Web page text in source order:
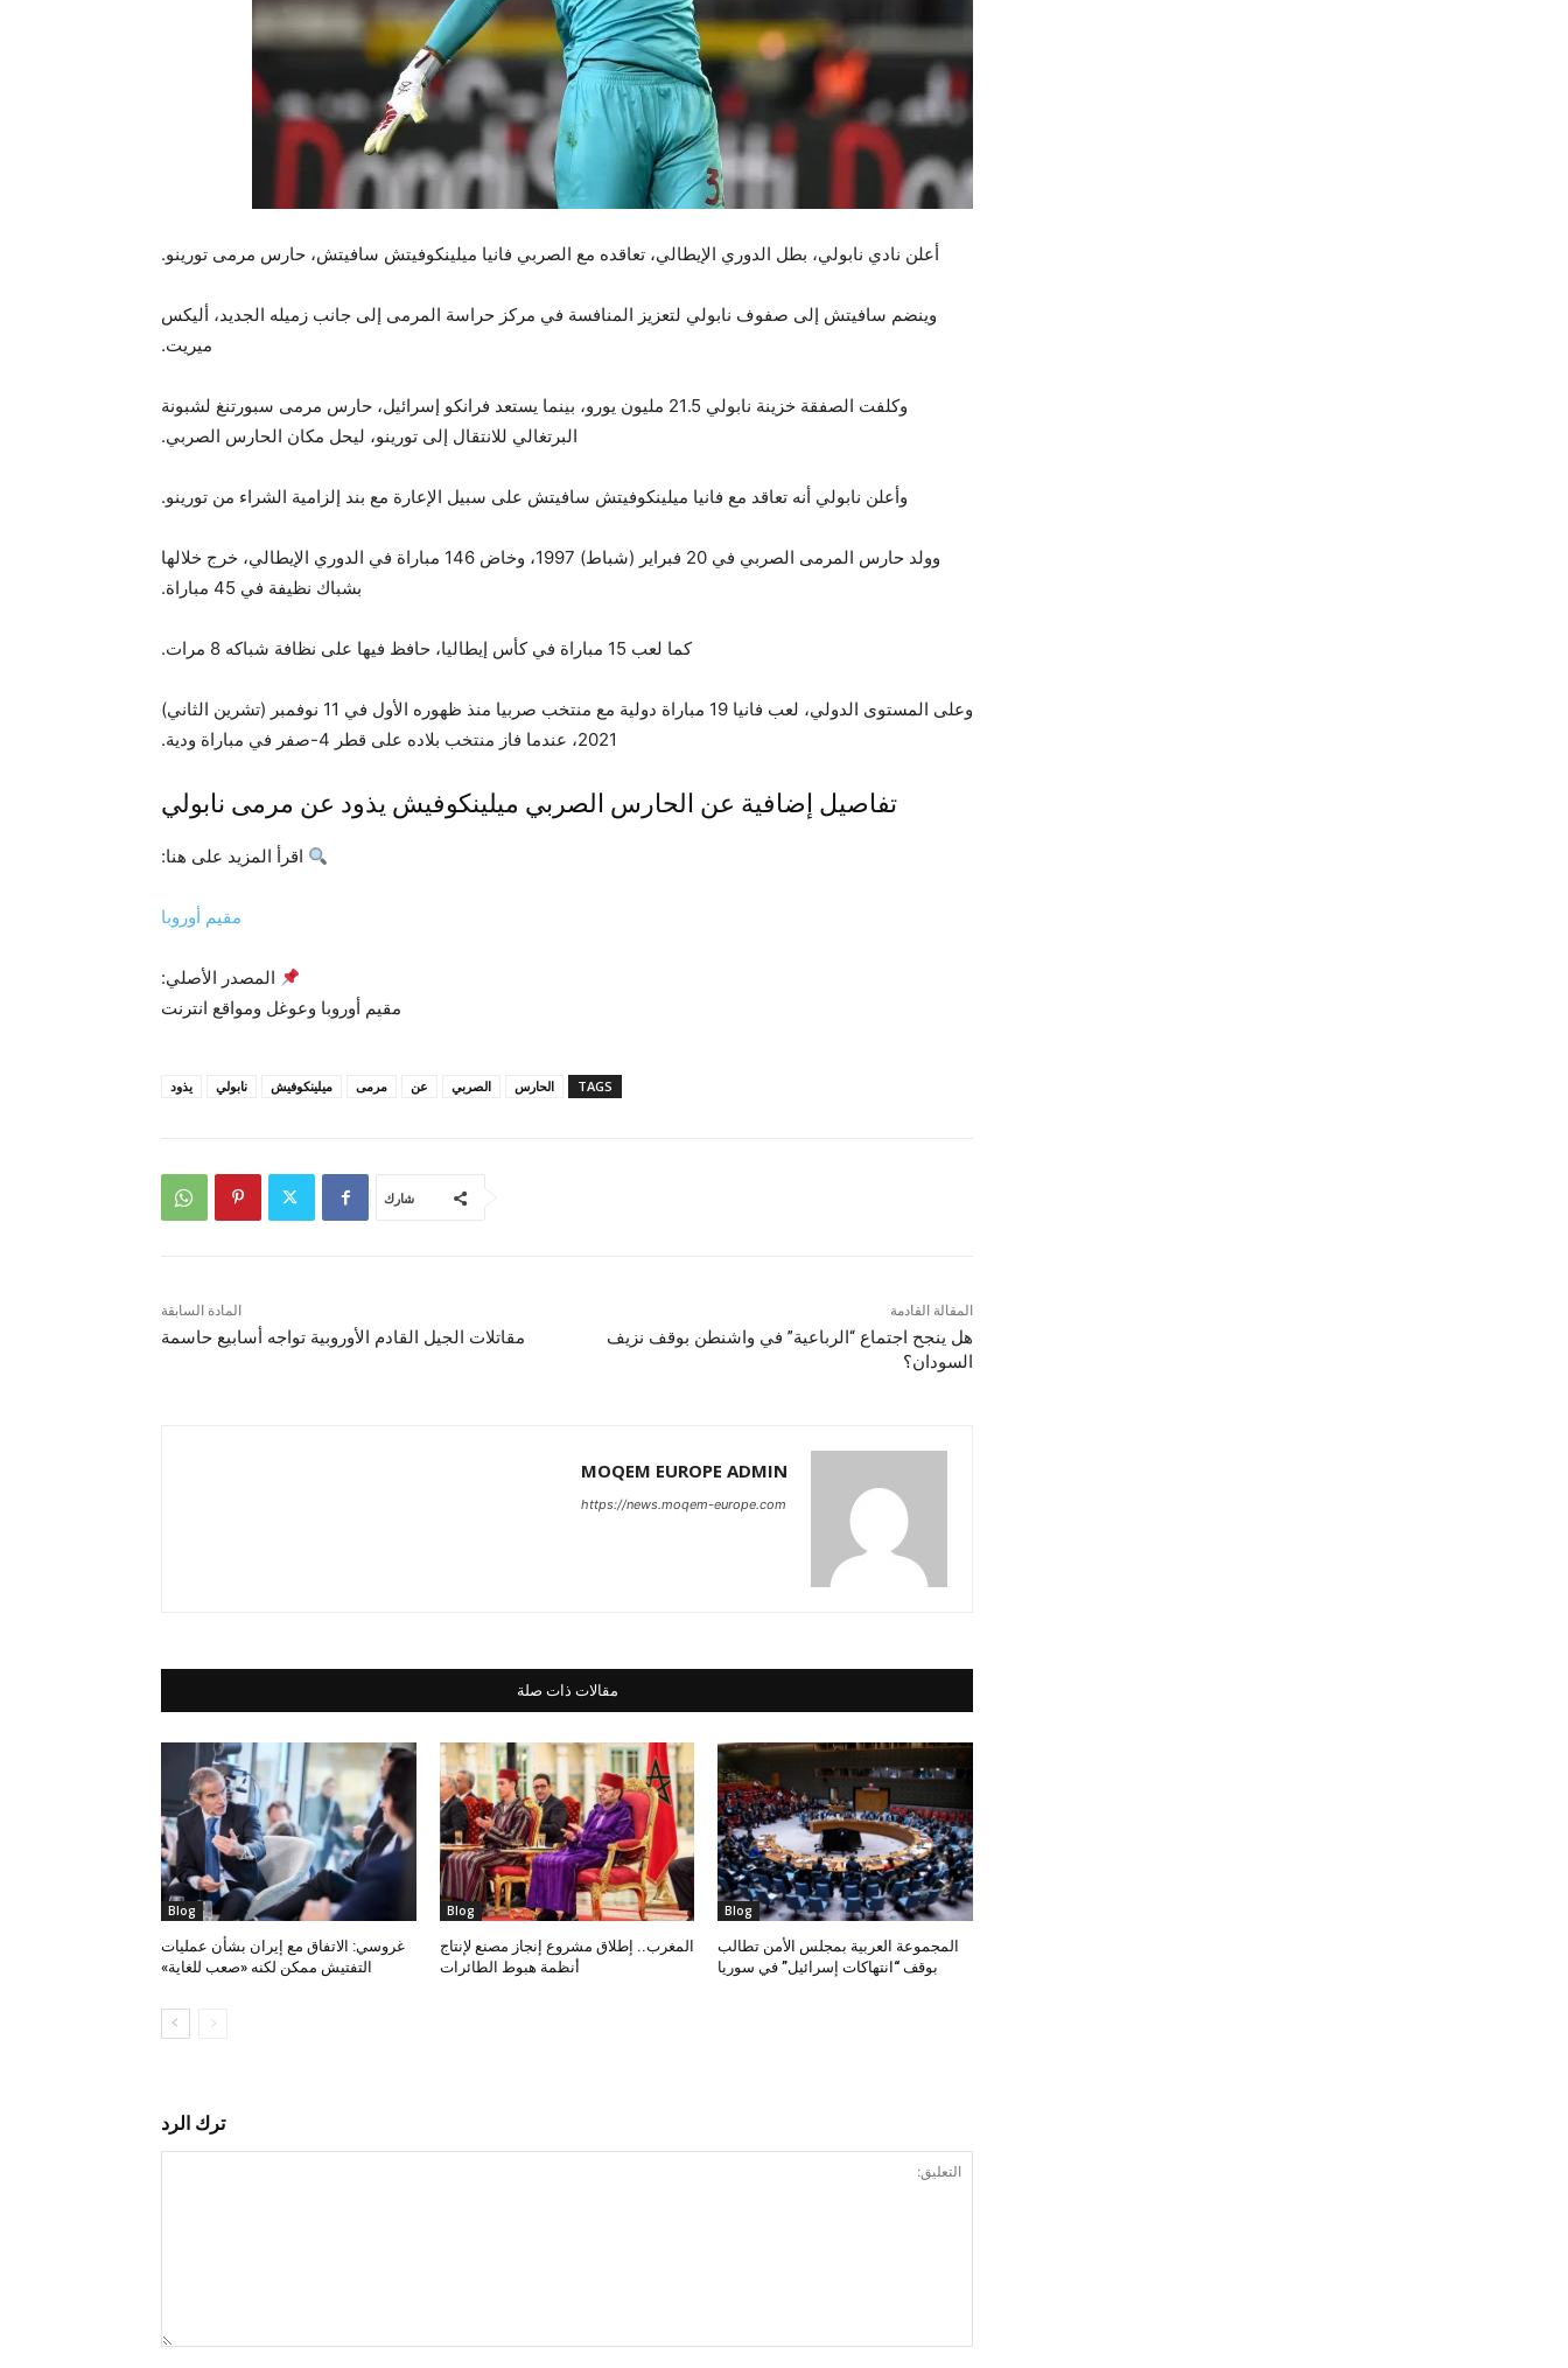
أعلن نادي نابولي، بطل الدوري الإيطالي، تعاقده مع الصربي فانيا ميلينكوفيتش سافيتش، حارس مرمى تورينو.
وينضم سافيتش إلى صفوف نابولي لتعزيز المنافسة في مركز حراسة المرمى إلى جانب زميله الجديد، أليكس
ميريت.
وكلفت الصفقة خزينة نابولي 21.5 مليون يورو، بينما يستعد فرانكو إسرائيل، حارس مرمى سبورتنغ لشبونة
البرتغالي للانتقال إلى تورينو، ليحل مكان الحارس الصربي.
وأعلن نابولي أنه تعاقد مع فانيا ميلينكوفيتش سافيتش على سبيل الإعارة مع بند إلزامية الشراء من تورينو.
وولد حارس المرمى الصربي في 20 فبراير (شباط) 1997، وخاض 146 مباراة في الدوري الإيطالي، خرج خلالها
بشباك نظيفة في 45 مباراة.
كما لعب 15 مباراة في كأس إيطاليا، حافظ فيها على نظافة شباكه 8 مرات.
وعلى المستوى الدولي، لعب فانيا 19 مباراة دولية مع منتخب صربيا منذ ظهوره الأول في 11 نوفمبر (تشرين الثاني)
2021، عندما فاز منتخب بلاده على قطر 4-صفر في مباراة ودية.
تفاصيل إضافية عن الحارس الصربي ميلينكوفيش يذود عن مرمى نابولي
اقرأ المزيد على هنا:
مقيم أوروبا
المصدر الأصلي:
مقيم أوروبا وعوغل ومواقع انترنت
TAGS الحارس الصربي عن مرمى ميلينكوفيش نابولي يذود
شارك
المادة السابقة
مقاتلات الجيل القادم الأوروبية تواجه أسابيع حاسمة
المقالة القادمة
هل ينجح اجتماع “الرباعية” في واشنطن بوقف نزيف
السودان؟
MOQEM EUROPE ADMIN
https://news.moqem-europe.com
مقالات ذات صلة
Blog
المجموعة العربية بمجلس الأمن تطالب
بوقف “انتهاكات إسرائيل” في سوريا
Blog
المغرب.. إطلاق مشروع إنجاز مصنع لإنتاج
أنظمة هبوط الطائرات
Blog
غروسي: الاتفاق مع إيران بشأن عمليات
التفتيش ممكن لكنه «صعب للغاية»
ترك الرد